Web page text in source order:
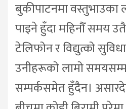
बुकीपाटनमा वस्तुभाउका
पाइने हुँदा महिनौँ समय
टेलिफोन र विद्युत्को
उनीहरूको लामो
सम्पर्कसमेत हुँदैन।